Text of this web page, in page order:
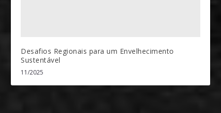
Desafios Regionais para um Envelhecimento
Sustentável
11/2025